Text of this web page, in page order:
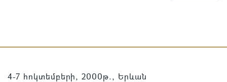
4-7 հոկտեմբերի, 2000թ., Երևան